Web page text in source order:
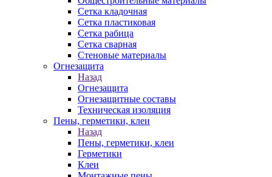
Сетка кладочная
Сетка пластиковая
Сетка рабица
Сетка сварная
Стеновые материалы
Огнезащита
Назад
Огнезащита
Огнезащитные составы
Техническая изоляция
Пены, герметики, клеи
Назад
Пены, герметики, клеи
Герметики
Клеи